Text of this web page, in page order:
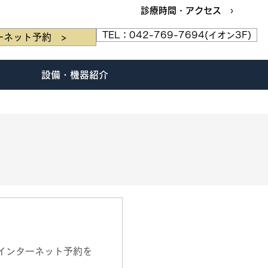
診療時間・アクセス ›
ネット予約 > TEL：042-769-7694(イオン3F)
設備・機器紹介
ンターネット予約を